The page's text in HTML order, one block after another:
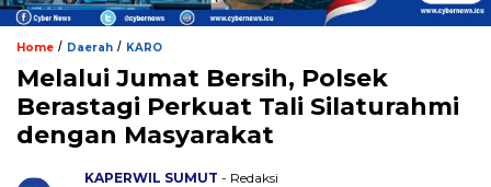
Home / Daerah / KARO
Melalui Jumat Bersih, Polsek
Berastagi Perkuat Tali Silaturahmi
dengan Masyarakat
KAPERWIL SUMUT - Redaksi